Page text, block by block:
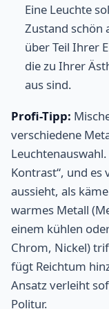
Eine Leuchte
Zustand schön
über Teil Ihrer
die zu Ihrer
aus sind.
Profi-Tipp:
verschiedene
Kontrast“, und es
aussieht, als
warmes Metall
einem kühlen
Chrom, Nickel)
fügt Reichtum
Ansatz verleiht
Politur.